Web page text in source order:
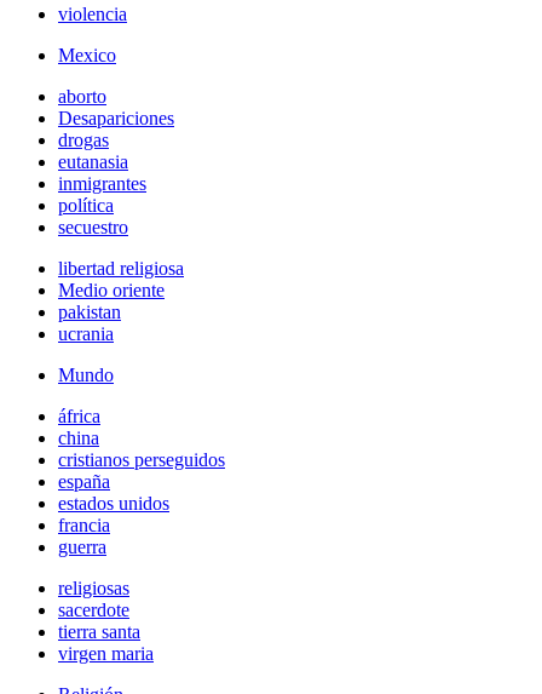
violencia
Mexico
aborto
Desapariciones
drogas
eutanasia
inmigrantes
política
secuestro
libertad religiosa
Medio oriente
pakistan
ucrania
Mundo
áfrica
china
cristianos perseguidos
españa
estados unidos
francia
guerra
religiosas
sacerdote
tierra santa
virgen maria